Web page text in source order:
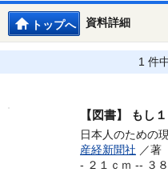
資料詳細
トップへ
1 件
【図書】 もし
日本人のための
産経新聞社 ／
- ２１ｃｍ -- ３